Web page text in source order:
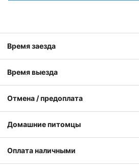
Время заезда
Время выезда
Отмена / предоплата
Домашние питомцы
Оплата наличными